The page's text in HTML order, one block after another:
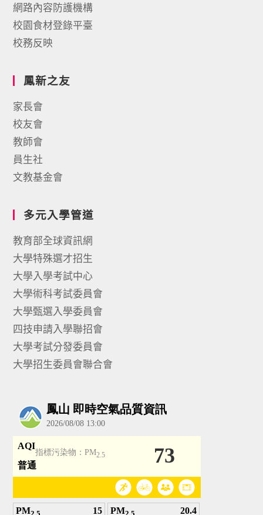
網路內容防護機構
校園食材登錄平臺
校務反映
鳳新之友
家長會
校友會
教師會
員生社
文教基金會
多元入學管道
教育部全球資訊網
大學特殊選才招生
大學入學考試中心
大學術科考試委員會
大學甄選入學委員會
四技申請入學聯招會
大學考試分發委員會
大學招生委員會聯合會